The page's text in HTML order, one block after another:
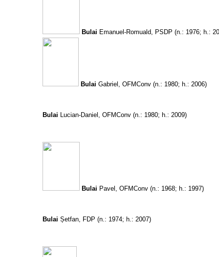
Bulai Emanuel-Romuald, PSDP (n.: 1976; h.:
Bulai Gabriel, OFMConv(n.: 1980; h.: 2006)
Bulai Lucian-Daniel, OFMConv (n.: 1980; h.: 2009)
Bulai Pavel, OFMConv (n.: 1968; h.: 1997)
Bulai Șetfan, FDP (n.: 1974; h.: 2007)